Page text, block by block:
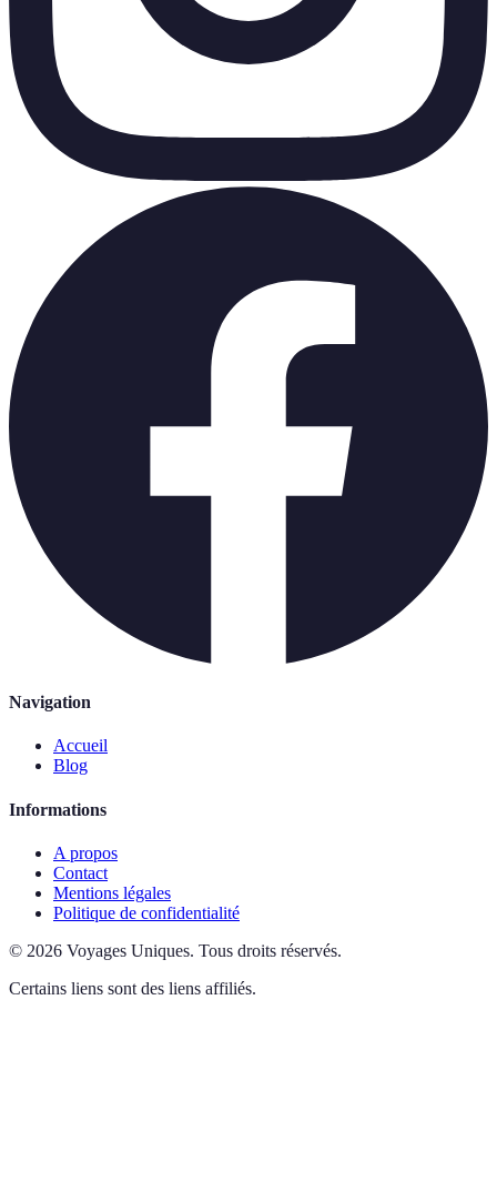
Navigation
Accueil
Blog
Informations
A propos
Contact
Mentions légales
Politique de confidentialité
© 2026 Voyages Uniques. Tous droits réservés.
Certains liens sont des liens affiliés.